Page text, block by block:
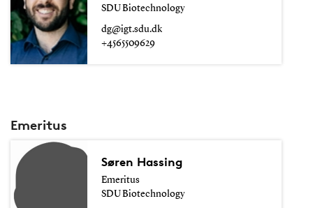
SDU Biotechnology
dg@igt.sdu.dk
+4565509629
Emeritus
Søren Hassing
Emeritus
SDU Biotechnology